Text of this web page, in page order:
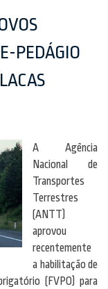
PEDÁGIO
A Agência
Nacional de
Transportes
Terrestres
(ANTT)
aprovou
recentemente
a habilitação de
(FVPO) para